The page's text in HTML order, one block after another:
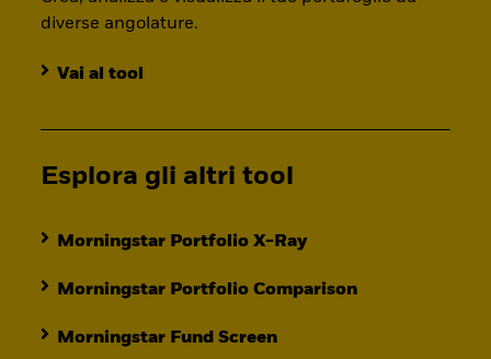
diverse angolature.
Vai al tool
Esplora gli altri tool
Morningstar Portfolio X-Ray
Morningstar Portfolio Comparison
Morningstar Fund Screen